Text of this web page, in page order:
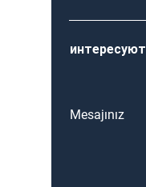
интересуют
Mesajınız